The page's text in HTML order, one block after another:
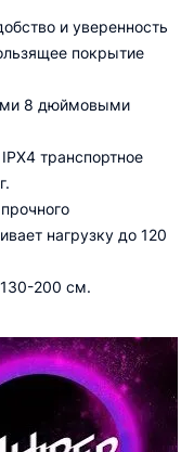
и уверенность
покрытие
8 дюймовыми
транспортное
нагрузку до 120
200 см.